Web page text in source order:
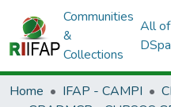
Communities
&
Collections
All of
Home IFAP - CAMPI